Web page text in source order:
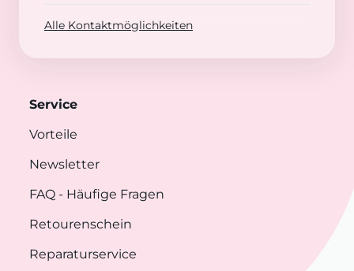
Alle Kontaktmöglichkeiten
Service
Vorteile
Newsletter
FAQ - Häufige Fragen
Retourenschein
Reparaturservice